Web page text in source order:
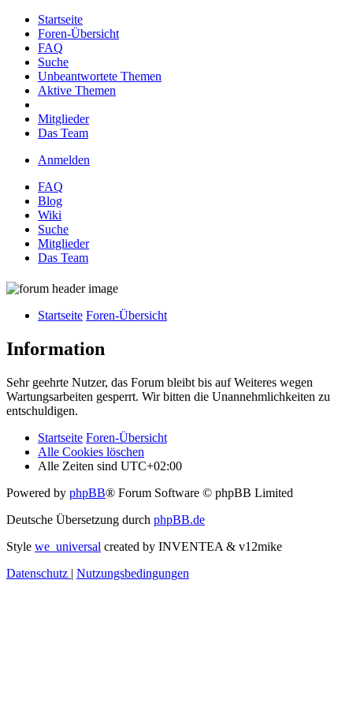
Startseite
Foren-Übersicht
FAQ
Suche
Unbeantwortete Themen
Aktive Themen
Mitglieder
Das Team
Anmelden
FAQ
Blog
Wiki
Suche
Mitglieder
Das Team
Startseite Foren-Übersicht
Information
Sehr geehrte Nutzer, das Forum bleibt bis auf Weiteres wegen
Wartungsarbeiten gesperrt. Wir bitten die Unannehmlichkeiten zu
entschuldigen.
Startseite Foren-Übersicht
Alle Cookies löschen
Alle Zeiten sind UTC+02:00
Powered by phpBB® Forum Software © phpBB Limited
Deutsche Übersetzung durch phpBB.de
Style we_universal created by INVENTEA & v12mike
Datenschutz | Nutzungsbedingungen